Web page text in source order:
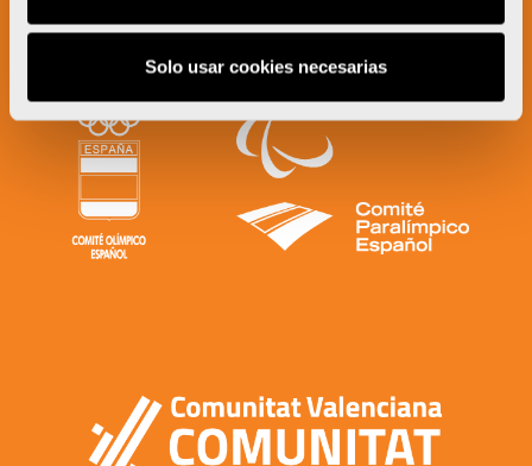
Solo usar cookies necesarias